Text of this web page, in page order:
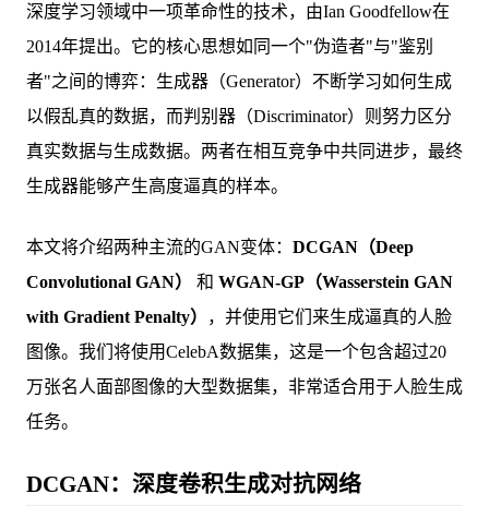
深度学习领域中一项革命性的技术，由Ian Goodfellow在
2014年提出。它的核心思想如同一个"伪造者"与"鉴别
者"之间的博弈：生成器（Generator）不断学习如何生成
以假乱真的数据，而判别器（Discriminator）则努力区分
真实数据与生成数据。两者在相互竞争中共同进步，最终
生成器能够产生高度逼真的样本。
本文将介绍两种主流的GAN变体： DCGAN（Deep
Convolutional GAN）
和 WGAN-GP（Wasserstein GAN
with Gradient Penalty）
，并使用它们来生成逼真的人脸
图像。我们将使用CelebA数据集，这是一个包含超过20
万张名人面部图像的大型数据集，非常适合用于人脸生成
任务。
DCGAN：深度卷积生成对抗网络